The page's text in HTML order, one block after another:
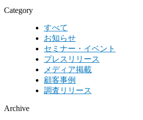
Category
すべて
お知らせ
セミナー・イベント
プレスリリース
メディア掲載
顧客事例
調査リリース
Archive